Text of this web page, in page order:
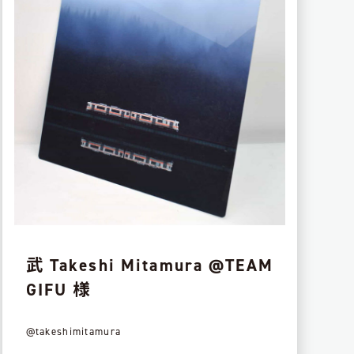
武 Takeshi Mitamura @TEAM
GIFU 様
@takeshimitamura